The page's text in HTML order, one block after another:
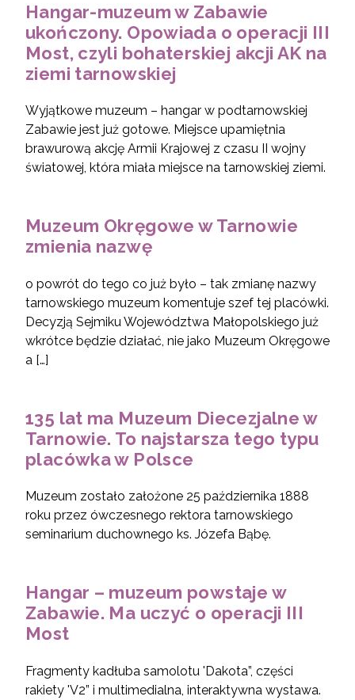
Hangar-muzeum w Zabawie
ukończony. Opowiada o operacji III
Most, czyli bohaterskiej akcji AK na
ziemi tarnowskiej
Wyjątkowe muzeum – hangar w podtarnowskiej
Zabawie jest już gotowe. Miejsce upamiętnia
brawurową akcję Armii Krajowej z czasu II wojny
światowej, która miała miejsce na tarnowskiej ziemi.
Muzeum Okręgowe w Tarnowie
zmienia nazwę
o powrót do tego co już było – tak zmianę nazwy
tarnowskiego muzeum komentuje szef tej placówki.
Decyzją Sejmiku Województwa Małopolskiego już
wkrótce będzie działać, nie jako Muzeum Okręgowe
a […]
135 lat ma Muzeum Diecezjalne w
Tarnowie. To najstarsza tego typu
placówka w Polsce
Muzeum zostało założone 25 października 1888
roku przez ówczesnego rektora tarnowskiego
seminarium duchownego ks. Józefa Bąbę.
Hangar – muzeum powstaje w
Zabawie. Ma uczyć o operacji III
Most
Fragmenty kadłuba samolotu 'Dakota”, części
rakiety 'V2” i multimedialna, interaktywna wystawa.